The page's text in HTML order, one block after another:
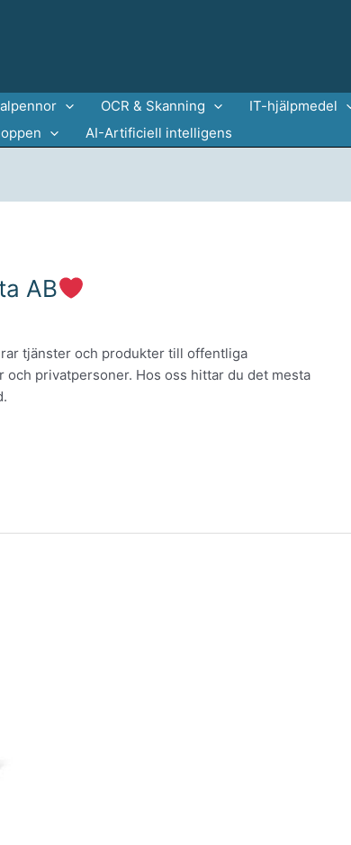
OCR & Skanning IT-hjälpmedel
AI-Artificiell intelligens
AB
tjänster och produkter till offentliga
privatpersoner. Hos oss hittar du det mesta